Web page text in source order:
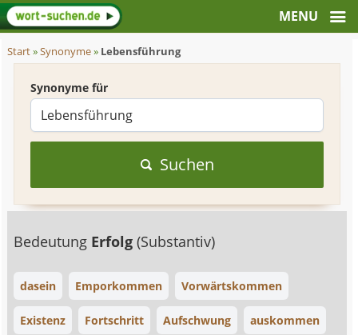
Start»Synonyme» Lebensführung
Synonyme für
Suchen
Bedeutung Erfolg(Substantiv)
dasein Emporkommen Vorwärtskommen
Existenz Fortschritt Aufschwung auskommen